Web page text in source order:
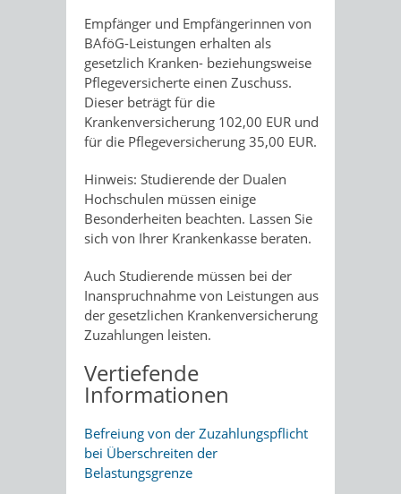
Empfänger und Empfängerinnen von
BAföG-Leistungen erhalten als
gesetzlich Kranken- beziehungsweise
Pflegeversicherte einen Zuschuss.
Dieser beträgt für die
Krankenversicherung 102,00 EUR und
für die Pflegeversicherung 35,00 EUR.
Hinweis: Studierende der Dualen
Hochschulen müssen einige
Besonderheiten beachten. Lassen Sie
sich von Ihrer Krankenkasse beraten.
Auch Studierende müssen bei der
Inanspruchnahme von Leistungen aus
der gesetzlichen Krankenversicherung
Zuzahlungen leisten.
Vertiefende
Informationen
Befreiung von der Zuzahlungspflicht
bei Überschreiten der
Belastungsgrenze